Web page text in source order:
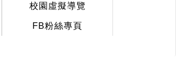
校園虛擬導覽
FB粉絲專頁